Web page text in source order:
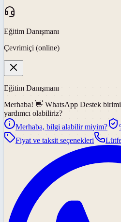
Eğitim Danışmanı
Çevrimiçi (online)
Eğitim Danışmanı
Merhaba! 👋 WhatsApp Destek
yardımcı olabiliriz?
Merhaba, bilgi alabilir miyim?
Fiyat ve taksit seçenekleri